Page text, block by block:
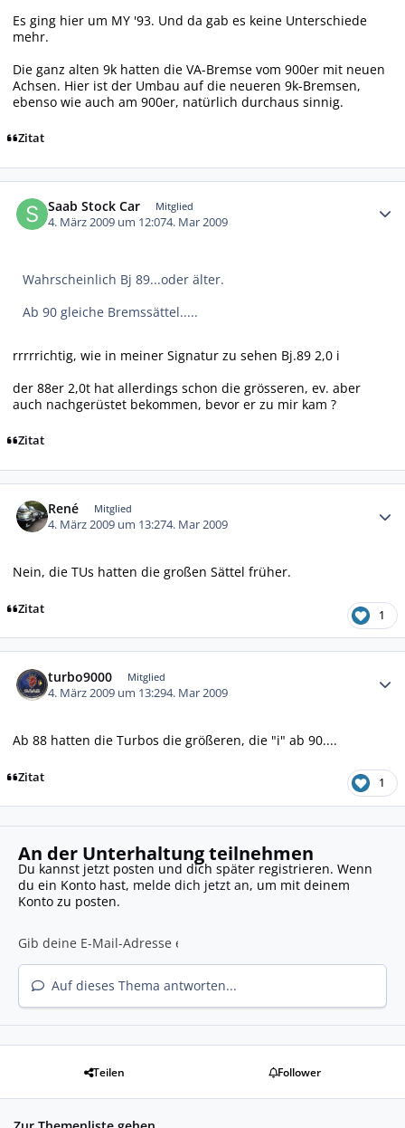
Es ging hier um MY '93. Und da gab es keine Unterschiede
mehr.
Die ganz alten 9k hatten die VA-Bremse vom 900er mit neuen
Achsen. Hier ist der Umbau auf die neueren 9k-Bremsen,
ebenso wie auch am 900er, natürlich durchaus sinnig.
Zitat
Saab Stock Car Mitglied
4. März 2009 um 12:074. Mar 2009
Wahrscheinlich Bj 89...oder älter.
Ab 90 gleiche Bremssättel.....
rrrrrichtig, wie in meiner Signatur zu sehen Bj.89 2,0 i
der 88er 2,0t hat allerdings schon die grösseren, ev. aber
auch nachgerüstet bekommen, bevor er zu mir kam ?
Zitat
René Mitglied
4. März 2009 um 13:274. Mar 2009
Nein, die TUs hatten die großen Sättel früher.
Zitat 1
turbo9000 Mitglied
4. März 2009 um 13:294. Mar 2009
Ab 88 hatten die Turbos die größeren, die "i" ab 90....
Zitat 1
An der Unterhaltung teilnehmen
Du kannst jetzt posten und dich später registrieren. Wenn
du ein Konto hast, melde dich jetzt an, um mit deinem
Konto zu posten.
Auf dieses Thema antworten...
Teilen Follower